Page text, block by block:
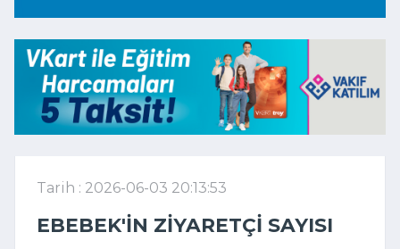
Tarih : 2026-06-03 20:13:53
EBEBEK'IN ZIYARETÇI SAYISI